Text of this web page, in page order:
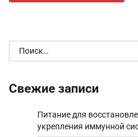
Найти:
Свежие записи
Питание для
укрепления иммунной